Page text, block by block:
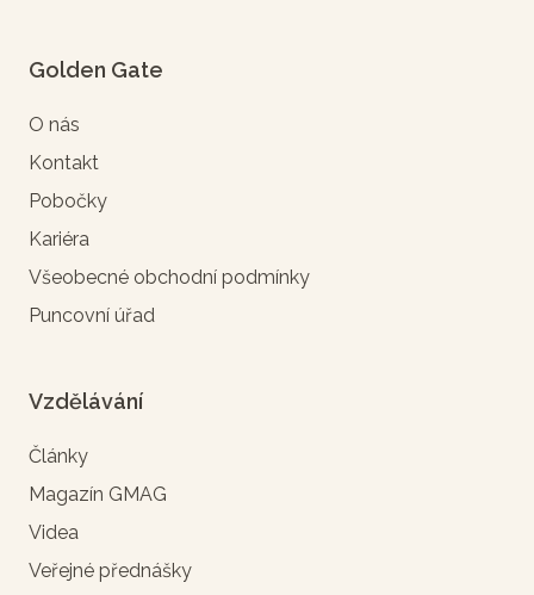
Golden Gate
O nás
Kontakt
Pobočky
Kariéra
Všeobecné obchodní podmínky
Puncovní úřad
Vzdělávání
Články
Magazín GMAG
Videa
Veřejné přednášky